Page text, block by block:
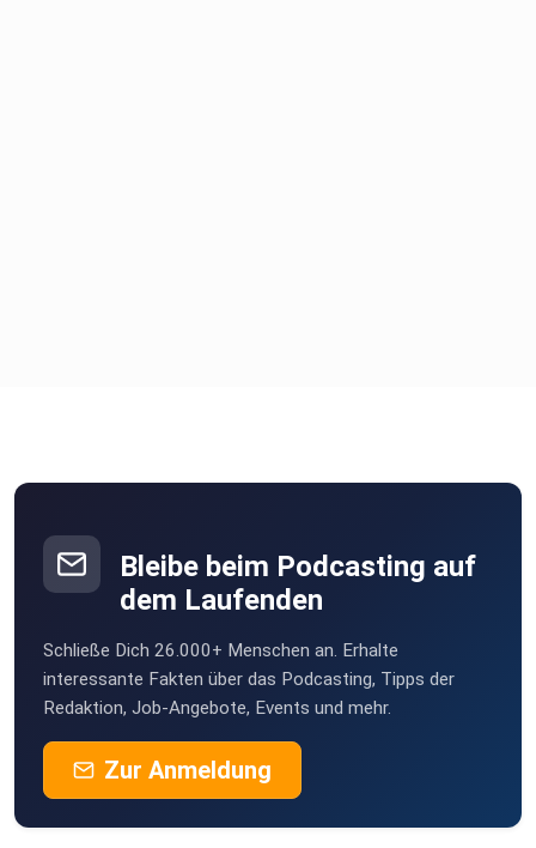
Bleibe beim Podcasting auf
dem Laufenden
Schließe Dich 26.000+ Menschen an. Erhalte
interessante Fakten über das Podcasting, Tipps der
Redaktion, Job-Angebote, Events und mehr.
Zur Anmeldung